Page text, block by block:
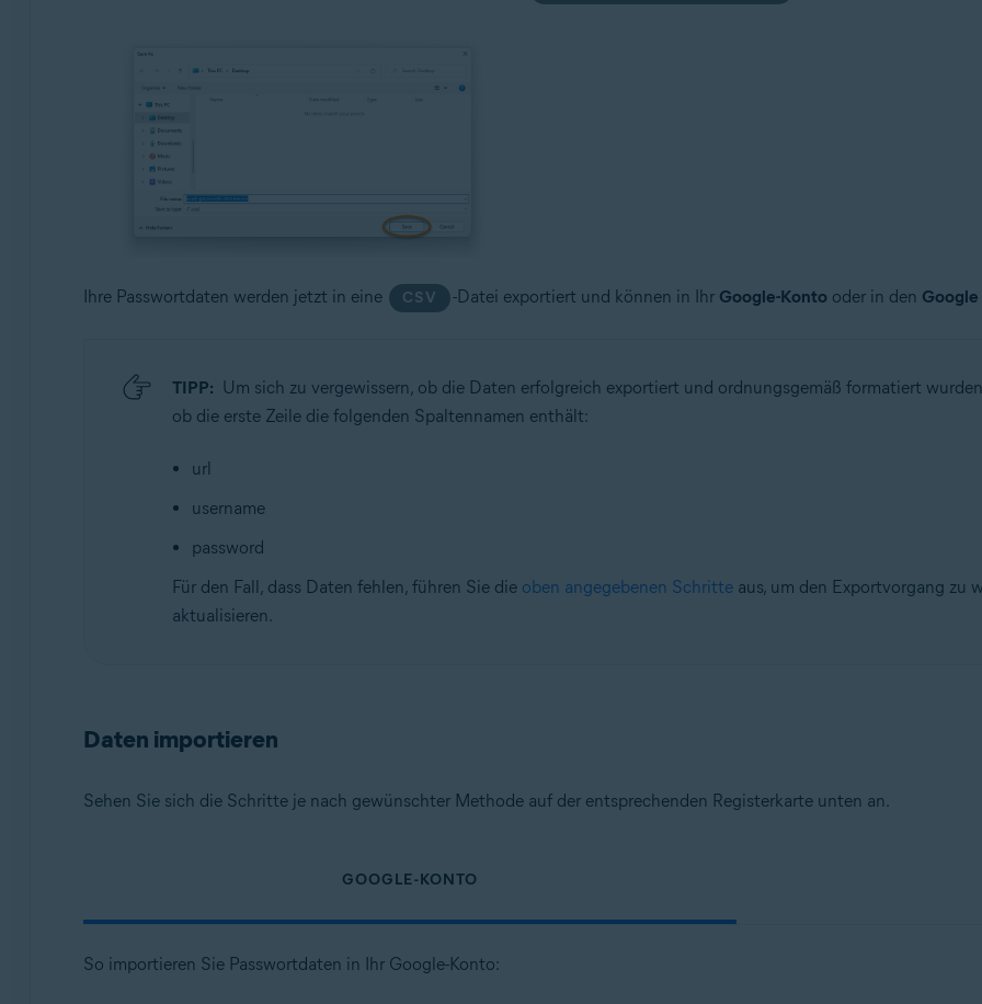
Ihre Passwortdaten werden jetzt in eine CSV -Datei exportiert und können in Ihr Google-Konto oder in den
TIPP: Um sich zu vergewissern, ob die Daten erfolgreich exportiert und ordnungsgemäß formatiert
ob die erste Zeile die folgenden Spaltennamen enthält:
url
username
password
Für den Fall, dass Daten fehlen, führen Sie die oben angegebenen Schritteaus, um den Exportvorgang zu
aktualisieren.
Daten importieren
Sehen Sie sich die Schritte je nach gewünschter Methode auf der entsprechenden Registerkarte unten an.
GOOGLE-KONTO
So importieren Sie Passwortdaten in Ihr Google-Konto: